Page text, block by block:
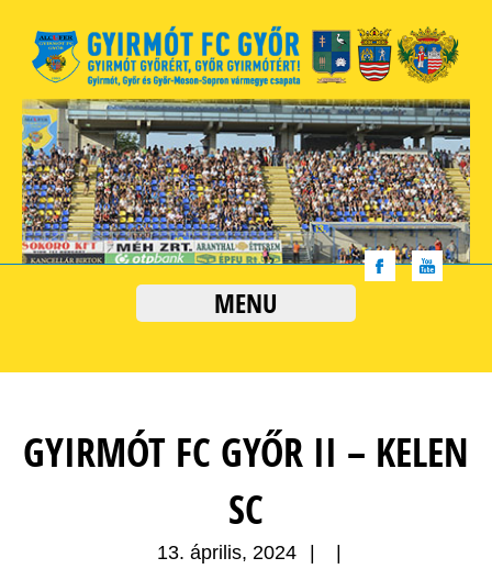
MENU
GYIRMÓT FC GYŐR II – KELEN
SC
13. április, 2024